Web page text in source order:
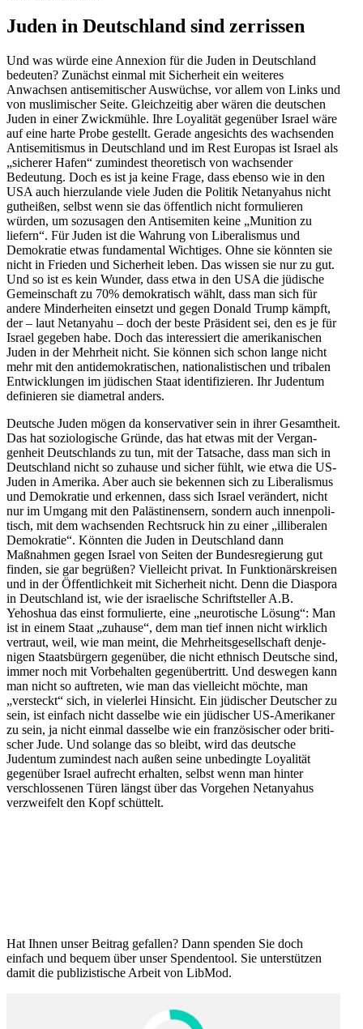
Juden in Deutschland sind zerrissen
Und was würde eine Annexion für die Juden in Deutschland
bedeuten? Zunächst einmal mit Sicherheit ein weiteres
Anwachsen antise­mi­ti­scher Auswüchse, vor allem von Links und
von musli­mi­scher Seite. Gleich­zeitig aber wären die deutschen
Juden in einer Zwick­mühle. Ihre Loyalität gegenüber Israel wäre
auf eine harte Probe gestellt. Gerade angesichts des wachsenden
Antise­mi­tismus in Deutschland und im Rest Europas ist Israel als
„sicherer Hafen“ zumindest theore­tisch von wachsender
Bedeutung. Doch es ist ja keine Frage, dass ebenso wie in den
USA auch hierzu­lande viele Juden die Politik Netan­yahus nicht
gutheißen, selbst wenn sie das öffentlich nicht formu­lieren
würden, um sozusagen den Antise­miten keine „Munition zu
liefern“. Für Juden ist die Wahrung von Libera­lismus und
Demokratie etwas funda­mental Wichtiges. Ohne sie könnten sie
nicht in Frieden und Sicherheit leben. Das wissen sie nur zu gut.
Und so ist es kein Wunder, dass etwa in den USA die jüdische
Gemein­schaft zu 70% demokra­tisch wählt, dass man sich für
andere Minder­heiten einsetzt und gegen Donald Trump kämpft,
der – laut Netanyahu – doch der beste Präsident sei, den es je für
Israel gegeben habe. Doch das inter­es­siert die ameri­ka­ni­schen
Juden in der Mehrheit nicht. Sie können sich schon lange nicht
mehr mit den antide­mo­kra­ti­schen, natio­na­lis­ti­schen und tribalen
Entwick­lungen im jüdischen Staat identi­fi­zieren. Ihr Judentum
definieren sie diametral anders.
Deutsche Juden mögen da konser­va­tiver sein in ihrer Gesamtheit.
Das hat sozio­lo­gische Gründe, das hat etwas mit der Vergan­
genheit Deutsch­lands zu tun, mit der Tatsache, dass man sich in
Deutschland nicht so zuhause und sicher fühlt, wie etwa die US-
Juden in Amerika. Aber auch sie bekennen sich zu Libera­lismus
und Demokratie und erkennen, dass sich Israel verändert, nicht
nur im Umgang mit den Paläs­ti­nensern, sondern auch innen­po­li­
tisch, mit dem wachsenden Rechtsruck hin zu einer „illibe­ralen
Demokratie“. Könnten die Juden in Deutschland dann
Maßnahmen gegen Israel von Seiten der Bundes­re­gierung gut
finden, sie gar begrüßen? Vielleicht privat. In Funktio­närs­kreisen
und in der Öffent­lichkeit mit Sicherheit nicht. Denn die Diaspora
in Deutschland ist, wie der israe­lische Schrift­steller A.B.
Yehoshua das einst formu­lierte, eine „neuro­tische Lösung“: Man
ist in einem Staat „zuhause“, dem man tief innen nicht wirklich
vertraut, weil, wie man meint, die Mehrheits­ge­sell­schaft denje­
nigen Staats­bürgern gegenüber, die nicht ethnisch Deutsche sind,
immer noch mit Vorbe­halten gegen­über­tritt. Und deswegen kann
man nicht so auftreten, wie man das vielleicht möchte, man
„versteckt“ sich, in vielerlei Hinsicht. Ein jüdischer Deutscher zu
sein, ist einfach nicht dasselbe wie ein jüdischer US-Ameri­kaner
zu sein, ja nicht einmal dasselbe wie ein franzö­si­scher oder briti­
scher Jude. Und solange das so bleibt, wird das deutsche
Judentum zumindest nach außen seine unbedingte Loyalität
gegenüber Israel aufrecht erhalten, selbst wenn man hinter
verschlos­senen Türen längst über das Vorgehen Netan­yahus
verzweifelt den Kopf schüttelt.
Hat Ihnen unser Beitrag gefallen? Dann spenden Sie doch
einfach und bequem über unser Spendentool. Sie unter­stützen
damit die publi­zis­tische Arbeit von LibMod.